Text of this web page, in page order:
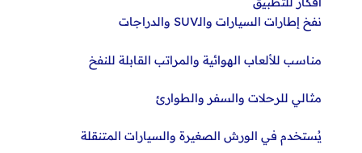
نفخ إطارات السيارات والـSUV والدراجات
مناسب للألعاب الهوائية والمراتب القابلة للنفخ
مثالي للرحلات والسفر والطوارئ
يُستخدم في الورش الصغيرة والسيارات المتنقلة